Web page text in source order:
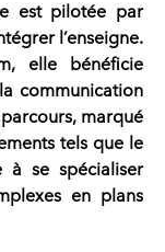
est pilotée par
l’enseigne.
elle bénéficie
communication
marqué
tels que le
à se spécialiser
en plans